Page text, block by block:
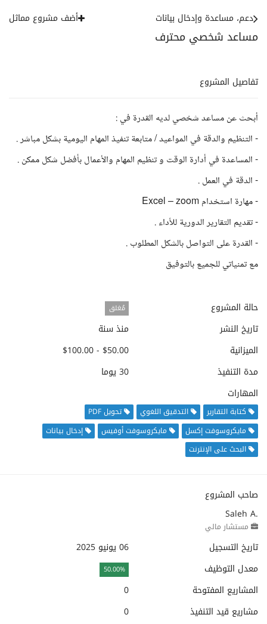
مساعد شخصي محترف
دعم، مساعدة وإدخال بيانات أضف مشروع مماثل
تفاصيل المشروع
أبحث عن مساعد شخصي لديه القدرة في :
- التنظيم والدقة في المواعيد / متابعة تنفيذ المهام اليومية بشكل مباشر .
- المساعدة في أدارة الوقت و تنظيم المهام والأعمال بأفضل شكل ممكن .
- الدقة في العمل .
- مهارة استخدام Excel – zoom
- تقديم التقارير الدورية للأداء .
- القدرة على التواصل بالشكل المطلوب .
مع تمنياتي للجميع بالتوفيق
حالة المشروع مُغلق
تاريخ النشر
منذ سنة
الميزانية
$50.00 - $100.00
مدة التنفيذ
30 يوما
المهارات
كتابة التقارير التدقيق اللغوي
تحويل PDF
مايكروسوفت إكسل
مايكروسوفت أوفيس
إدخال بيانات
البحث على الإنترنت
صاحب المشروع
Saleh A.
مستشار مالي
تاريخ التسجيل
06 يونيو 2025
معدل التوظيف
50.00%
المشاريع المفتوحة
0
مشاريع قيد التنفيذ
0